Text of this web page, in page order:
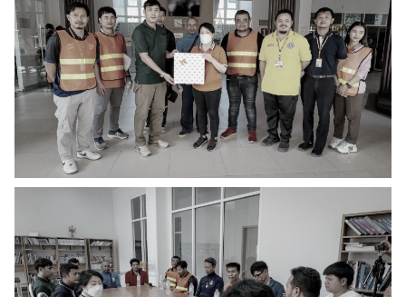
ส่งข่าวประชาสัมพันธ์
ส่งข่าวประชาสัมพันธ์
RC Activity